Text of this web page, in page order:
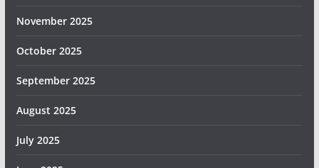
November 2025
October 2025
September 2025
August 2025
July 2025